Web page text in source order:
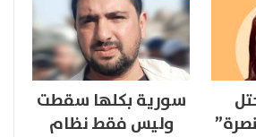
سورية بكلها سقطت
وليس فقط نظام